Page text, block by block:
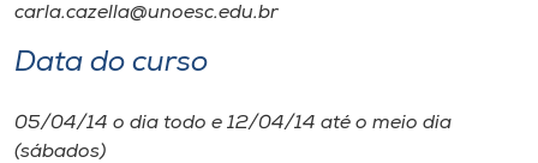
carla.cazella@unoesc.edu.br
Data do curso
05/04/14 o dia todo e 12/04/14 até o meio dia
(sábados)